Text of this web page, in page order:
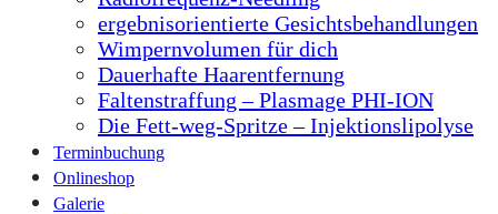
ergebnisorientierte Gesichtsbehandlungen
Wimpernvolumen für dich
Dauerhafte Haarentfernung
Faltenstraffung – Plasmage PHI-ION
Die Fett-weg-Spritze – Injektionslipolyse
Terminbuchung
Onlineshop
Galerie